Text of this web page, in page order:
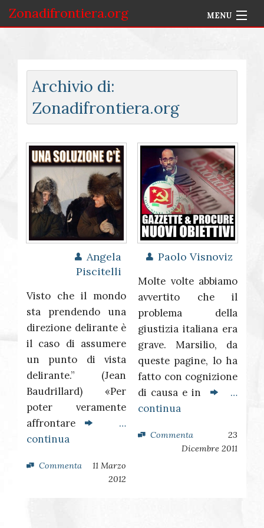
Zonadifrontiera.org MENU
Selezione per Autore
Accedi
Archivio di:
Zonadifrontiera.org
Angela
Piscitelli
Visto che il mondo
sta prendendo una
direzione delirante è
il caso di assumere
un punto di vista
delirante.” (Jean
Baudrillard) «Per
poter veramente
affrontare
…
continua
Commenta
11 Marzo
2012
Paolo Visnoviz
Molte volte abbiamo
avvertito che il
problema della
giustizia italiana era
grave. Marsilio, da
queste pagine, lo ha
fatto con cognizione
di causa e in
…
continua
Commenta
23
Dicembre 2011